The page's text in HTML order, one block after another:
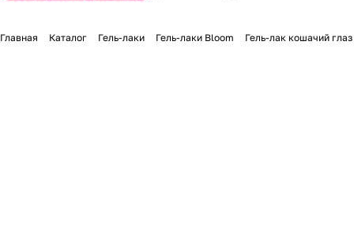
Главная Каталог Гель-лаки Гель-лаки Bloom Гель-лак кошачий